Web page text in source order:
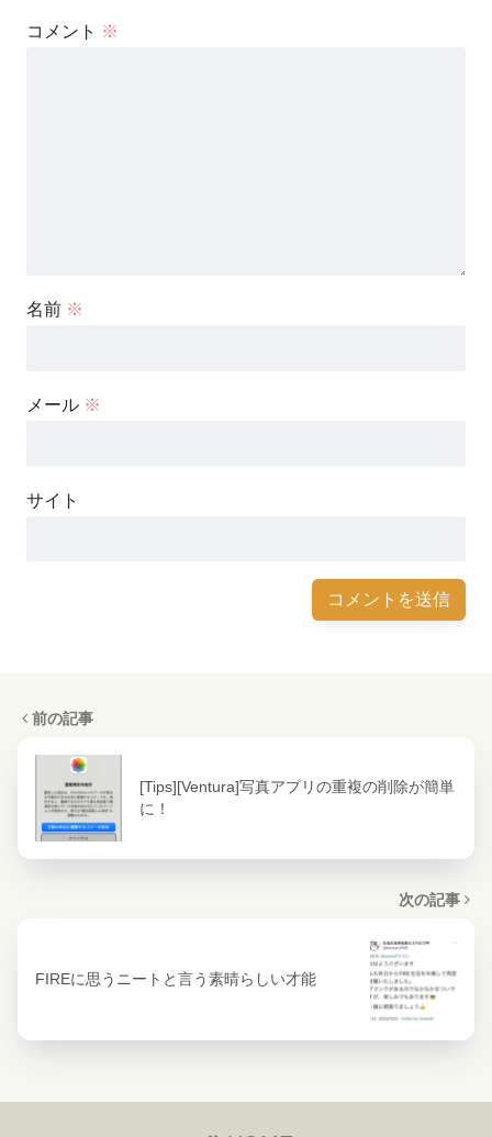
コメント ※
名前 ※
メール ※
サイト
前の記事
[Tips][Ventura]写真アプリの重複の削除が簡単
に！
次の記事
FIREに思うニートと言う素晴らしい才能